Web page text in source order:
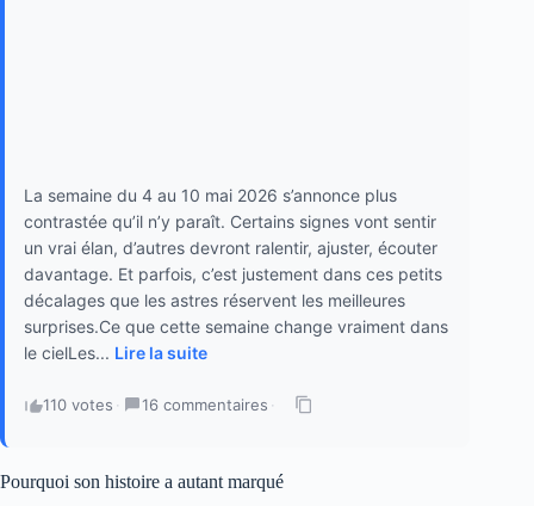
La semaine du 4 au 10 mai 2026 s’annonce plus
contrastée qu’il n’y paraît. Certains signes vont sentir
un vrai élan, d’autres devront ralentir, ajuster, écouter
davantage. Et parfois, c’est justement dans ces petits
décalages que les astres réservent les meilleures
surprises.Ce que cette semaine change vraiment dans
le cielLes... Lire la suite
110 votes · 16 commentaires ·
Pourquoi son histoire a autant marqué